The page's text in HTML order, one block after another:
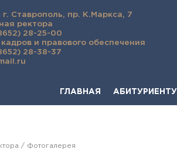
г. Ставрополь, пр. К.Маркса, 7
ректора
28-25-00
и правового обеспечения
28-38-37
ГЛАВНАЯ АБИТУРИЕНТУ
Фотогалерея